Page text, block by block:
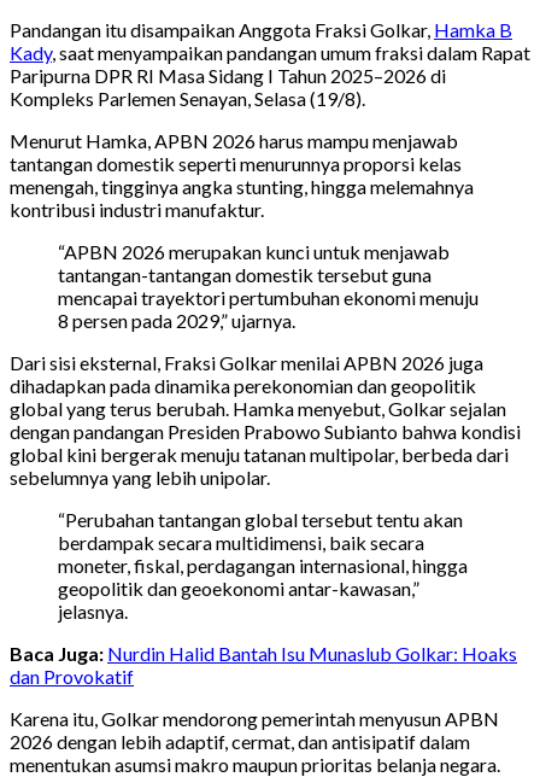
Pandangan itu disampaikan Anggota Fraksi Golkar, Hamka B
Kady, saat menyampaikan pandangan umum fraksi dalam Rapat
Paripurna DPR RI Masa Sidang I Tahun 2025–2026 di
Kompleks Parlemen Senayan, Selasa (19/8).
Menurut Hamka, APBN 2026 harus mampu menjawab
tantangan domestik seperti menurunnya proporsi kelas
menengah, tingginya angka stunting, hingga melemahnya
kontribusi industri manufaktur.
“APBN 2026 merupakan kunci untuk menjawab
tantangan-tantangan domestik tersebut guna
mencapai trayektori pertumbuhan ekonomi menuju
8 persen pada 2029,” ujarnya.
Dari sisi eksternal, Fraksi Golkar menilai APBN 2026 juga
dihadapkan pada dinamika perekonomian dan geopolitik
global yang terus berubah. Hamka menyebut, Golkar sejalan
dengan pandangan Presiden Prabowo Subianto bahwa kondisi
global kini bergerak menuju tatanan multipolar, berbeda dari
sebelumnya yang lebih unipolar.
“Perubahan tantangan global tersebut tentu akan
berdampak secara multidimensi, baik secara
moneter, fiskal, perdagangan internasional, hingga
geopolitik dan geoekonomi antar-kawasan,”
jelasnya.
Baca Juga: Nurdin Halid Bantah Isu Munaslub Golkar: Hoaks
dan Provokatif
Karena itu, Golkar mendorong pemerintah menyusun APBN
2026 dengan lebih adaptif, cermat, dan antisipatif dalam
menentukan asumsi makro maupun prioritas belanja negara.